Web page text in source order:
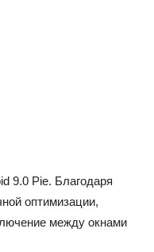
9.0 Pie. Благодаря
оптимизации,
между окнами